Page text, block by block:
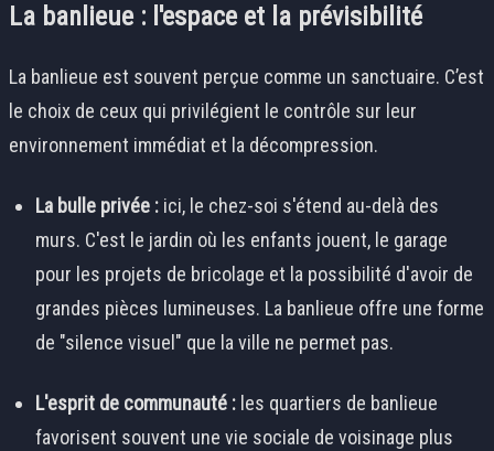
La banlieue : l'espace et la prévisibilité
La banlieue est souvent perçue comme un sanctuaire. C’est
le choix de ceux qui privilégient le contrôle sur leur
environnement immédiat et la décompression.
La bulle privée : ici, le chez-soi s'étend au-delà des
murs. C'est le jardin où les enfants jouent, le garage
pour les projets de bricolage et la possibilité d'avoir de
grandes pièces lumineuses. La banlieue offre une forme
de "silence visuel" que la ville ne permet pas.
L'esprit de communauté : les quartiers de banlieue
favorisent souvent une vie sociale de voisinage plus